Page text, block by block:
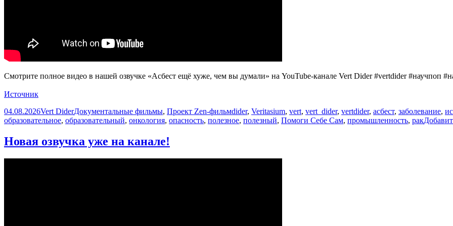
Смотрите полное видео в нашей озвучке «Асбест ещё хуже, чем вы думали» на YouTube-канале Vert Dider #vertdider #научпоп
Источник
Опубликовано
04.08.2026Автор
Vert DiderРубрики
Документальные фильмы, Проект Zen-фильмМетки
dider, Veritasium, vert, vert_dider, vertdider, асбест, заболевание,
образовательное, образовательный, онкология, опасность, полезное, полезный, Помоги Себе Сам, промышленность, рак
Новая озвучка уже на канале!